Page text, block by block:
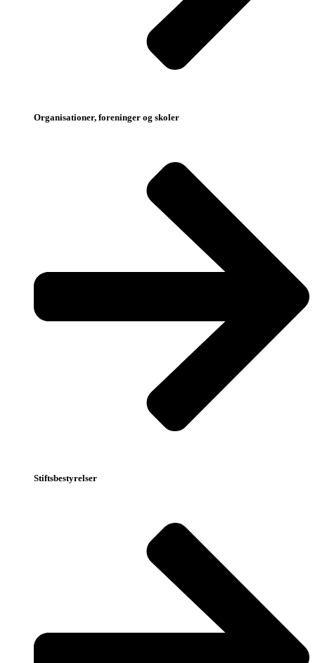
Organisationer, foreninger og skoler
Stiftsbestyrelser